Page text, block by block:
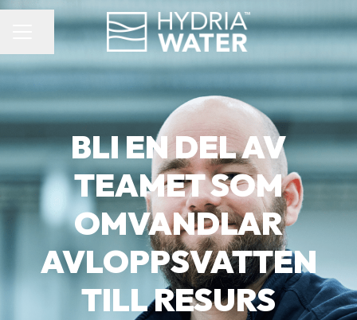
KARRIÄRMENY
Dela sidan
BLI EN DEL AV
TEAMET SOM
OMVANDLAR
AVLOPPSVATTEN
TILL RESURS